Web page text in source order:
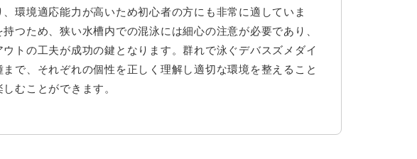
環境適応能力が高いため初心者の方にも非常に適していま
つため、狭い水槽内での混泳には細心の注意が必要であり、
トの工夫が成功の鍵となります。群れで泳ぐデバスズメダイ
で、それぞれの個性を正しく理解し適切な環境を整えること
むことができます。